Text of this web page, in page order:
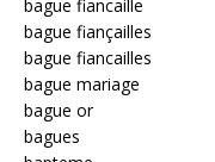
bague fiancaille
bague fiançailles
bague fiancailles
bague mariage
bague or
bagues